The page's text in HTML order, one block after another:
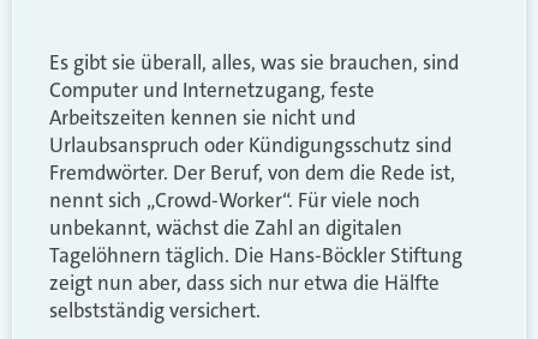
Es gibt sie überall, alles, was sie brauchen, sind
Computer und Internetzugang, feste
Arbeitszeiten kennen sie nicht und
Urlaubsanspruch oder Kündigungsschutz sind
Fremdwörter. Der Beruf, von dem die Rede ist,
nennt sich „Crowd-Worker“. Für viele noch
unbekannt, wächst die Zahl an digitalen
Tagelöhnern täglich. Die Hans-Böckler Stiftung
zeigt nun aber, dass sich nur etwa die Hälfte
selbstständig versichert.